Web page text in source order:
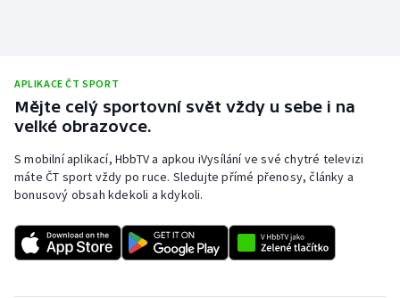
Rychlostní kanoistika
Short track
Sportovní střelba
Stolní tenis
APLIKACE ČT SPORT
Mějte celý sportovní svět vždy u sebe i na
velké obrazovce.
S mobilní aplikací, HbbTV a apkou iVysílání ve své chytré televizi
máte ČT sport vždy po ruce. Sledujte přímé přenosy, články a
bonusový obsah kdekoli a kdykoli.